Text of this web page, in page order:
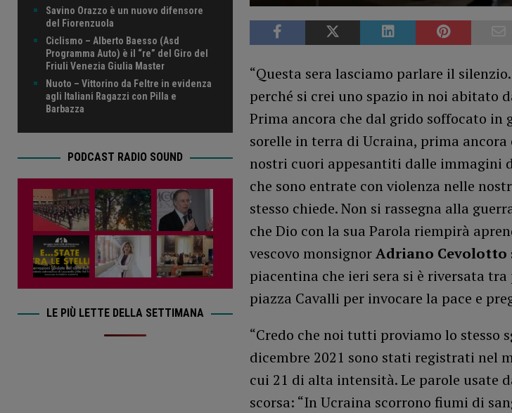
“Questa sera lasciamo parlare il
perché si crei uno spazio in noi abitato
Prima ancora che dal grido soffocato
sorelle in terra di Ucraina, prima
nostri cuori appesantiti dalle immagini
che sono entrate con violenza nelle
stesso chiede. Non si rassegna alla
che Dio con la sua Parola riempirà
vescovo monsignorAdriano Cevolotto
piacentina che ieri sera si è riversata tra
piazza Cavalli per invocare la pace e
“Credo che noi tutti proviamo lo stesso
dicembre 2021 sono stati registrati nel
cui 21 di alta intensità. Le parole usate
scorsa: “In Ucraina scorrono fiumi di
Savino Orazzo è un nuovo difensore
del Fiorenzuola
Ciclismo – Alberto Baesso (Asd
Programma Auto) è il “re” del Giro del
Friuli Venezia Giulia Master
Nuoto – Vittorino da Feltre in evidenza
agli Italiani Ragazzi con Pilla e
Barbazza
PODCAST RADIO SOUND
LE PIÙ LETTE DELLA SETTIMANA